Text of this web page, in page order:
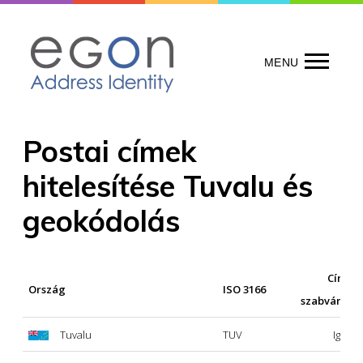
content
MENU
Postai címek
hitelesítése Tuvalu és
geokódolás
Ország ISO 3166
Címek
Tuvalu TUV Igen